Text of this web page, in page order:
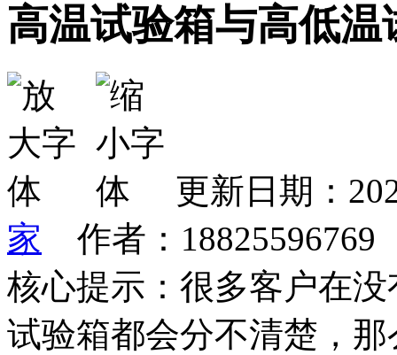
高温试验箱与高低
更新日期：
家 作者：
核心提示：很多客户在
试验箱都会分不清楚，